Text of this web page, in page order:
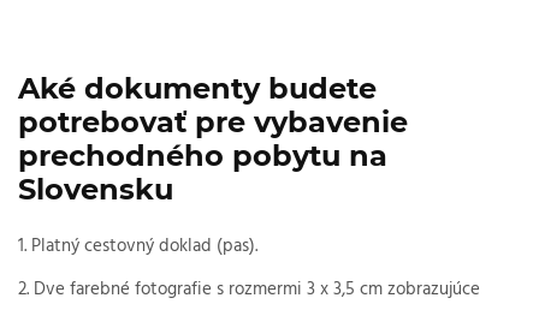
Aké dokumenty budete
potrebovať pre vybavenie
prechodného pobytu na
Slovensku
1. Platný cestovný doklad (pas).
2. Dve farebné fotografie s rozmermi 3 x 3,5 cm zobrazujúce